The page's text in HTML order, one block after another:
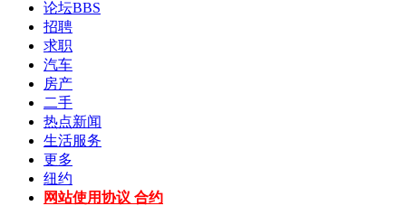
论坛BBS
招聘
求职
汽车
房产
二手
热点新闻
生活服务
更多
纽约
网站使用协议 合约